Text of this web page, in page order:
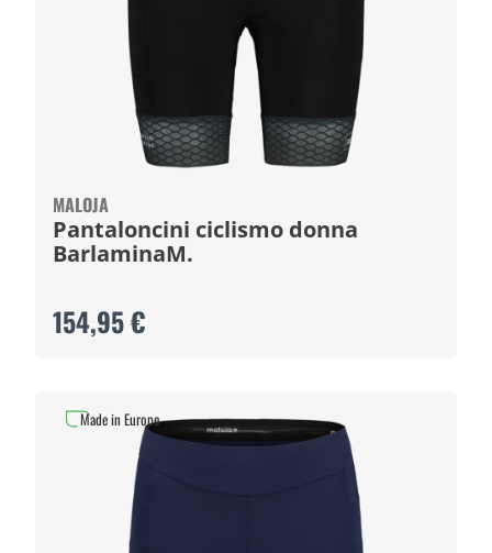
MALOJA
Pantaloncini ciclismo donna
BarlaminaM.
154,95 €
Made in Europe